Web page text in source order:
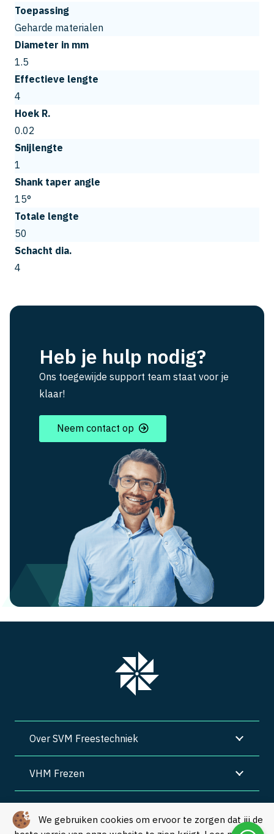
We gebruiken cookies om ervoor te zorgen dat jij de
Toepassing
Geharde materialen
Diameter in mm
1.5
Effectieve lengte
4
Hoek R.
0.02
Snijlengte
1
Shank taper angle
15°
Totale lengte
50
Schacht dia.
4
Heb je hulp nodig?
Ons toegewijde support team staat voor je
klaar!
Neem contact op
Over SVM Freestechniek
VHM Frezen